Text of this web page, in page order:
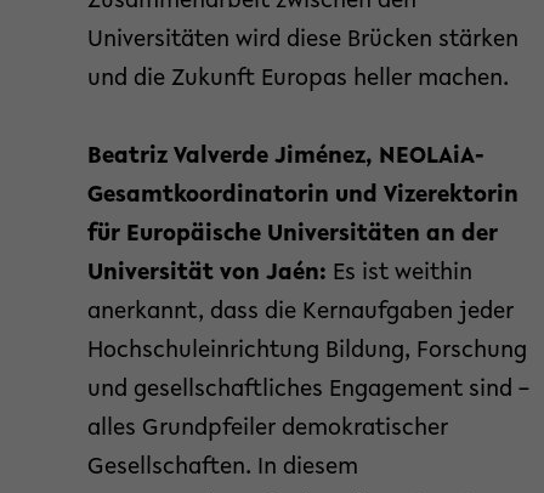
Universitäten wird diese Brücken stärken
und die Zukunft Europas heller machen.
Beatriz Valverde Jiménez, NEOLAiA-
Gesamtkoordinatorin und Vizerektorin
für Europäische Universitäten an der
Universität von Jaén: Es ist weithin
anerkannt, dass die Kernaufgaben jeder
Hochschuleinrichtung Bildung, Forschung
und gesellschaftliches Engagement sind –
alles Grundpfeiler demokratischer
Gesellschaften. In diesem